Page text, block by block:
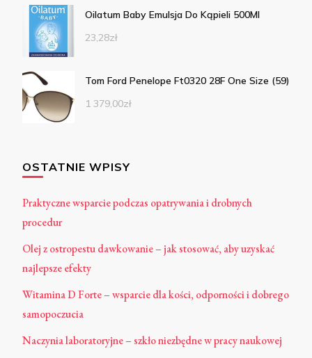
Oilatum Baby Emulsja Do Kąpieli 500Ml
23,28zł
Tom Ford Penelope Ft0320 28F One Size (59)
1 379,00zł
OSTATNIE WPISY
Praktyczne wsparcie podczas opatrywania i drobnych
procedur
Olej z ostropestu dawkowanie – jak stosować, aby uzyskać
najlepsze efekty
Witamina D Forte – wsparcie dla kości, odporności i dobrego
samopoczucia
Naczynia laboratoryjne – szkło niezbędne w pracy naukowej